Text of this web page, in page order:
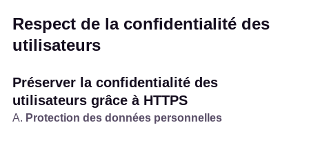
Respect de la confidentialité des
utilisateurs
Préserver la confidentialité des
utilisateurs grâce à HTTPS
A. Protection des données personnelles